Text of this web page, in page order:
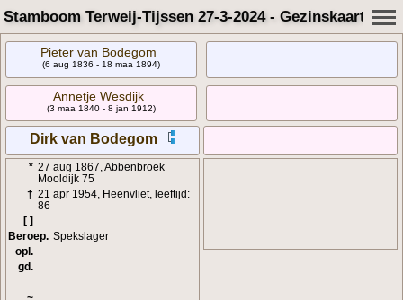
Stamboom Terweij-Tijssen 27-3-2024 - Gezinskaart
Pieter van Bodegom
(6 aug 1836 - 18 maa 1894)
Annetje Wesdijk
(3 maa 1840 - 8 jan 1912)
Dirk van Bodegom
* 27 aug 1867, Abbenbroek
Mooldijk 75
† 21 apr 1954, Heenvliet, leeftijd:
86
[ ]
Beroep. Spekslager
opl.
gd.
~